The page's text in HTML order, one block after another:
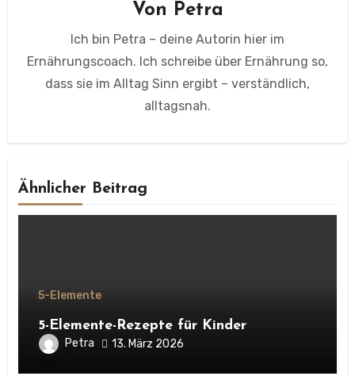
Von Petra
Ich bin Petra – deine Autorin hier im
Ernährungscoach. Ich schreibe über Ernährung so,
dass sie im Alltag Sinn ergibt – verständlich,
alltagsnah.
Ähnlicher Beitrag
5-Elemente
5-Elemente-Rezepte für Kinder
Petra 13. März 2026